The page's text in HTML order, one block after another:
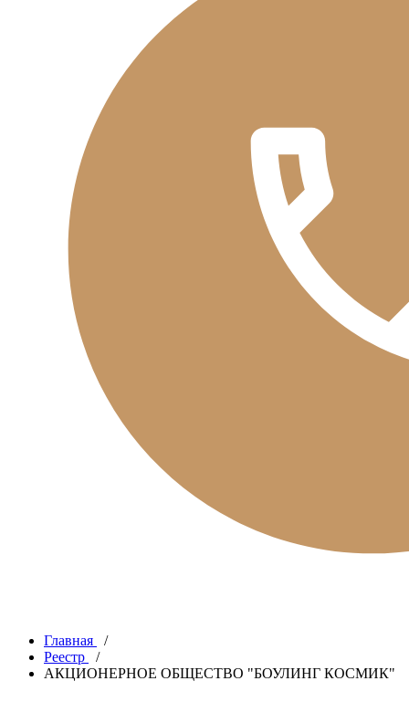
Главная
/
Реестр
/
АКЦИОНЕРНОЕ ОБЩЕСТВО "БОУЛИНГ КОСМИК"